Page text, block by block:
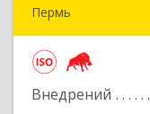
Пермь
Внедрений